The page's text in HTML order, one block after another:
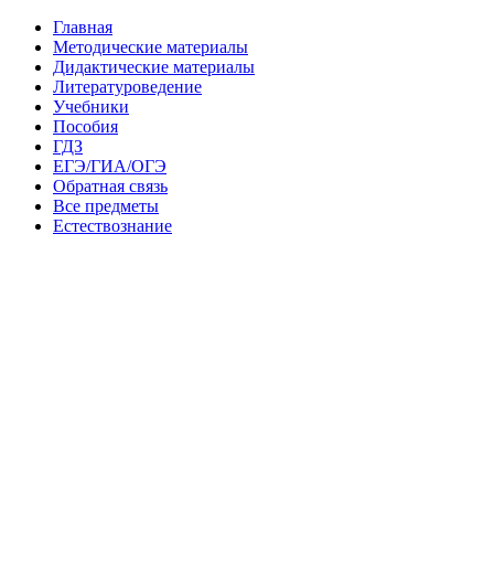
Главная
Методические материалы
Дидактические материалы
Литературоведение
Учебники
Пособия
ГДЗ
ЕГЭ/ГИА/ОГЭ
Обратная связь
Все предметы
Естествознание